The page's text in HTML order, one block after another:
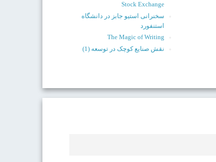
Stock Exchange
سخنرانی استیو جابز در دانشگاه
استنفورد
The Magic of Writing
نقش صنایع کوچک در توسعه (1)